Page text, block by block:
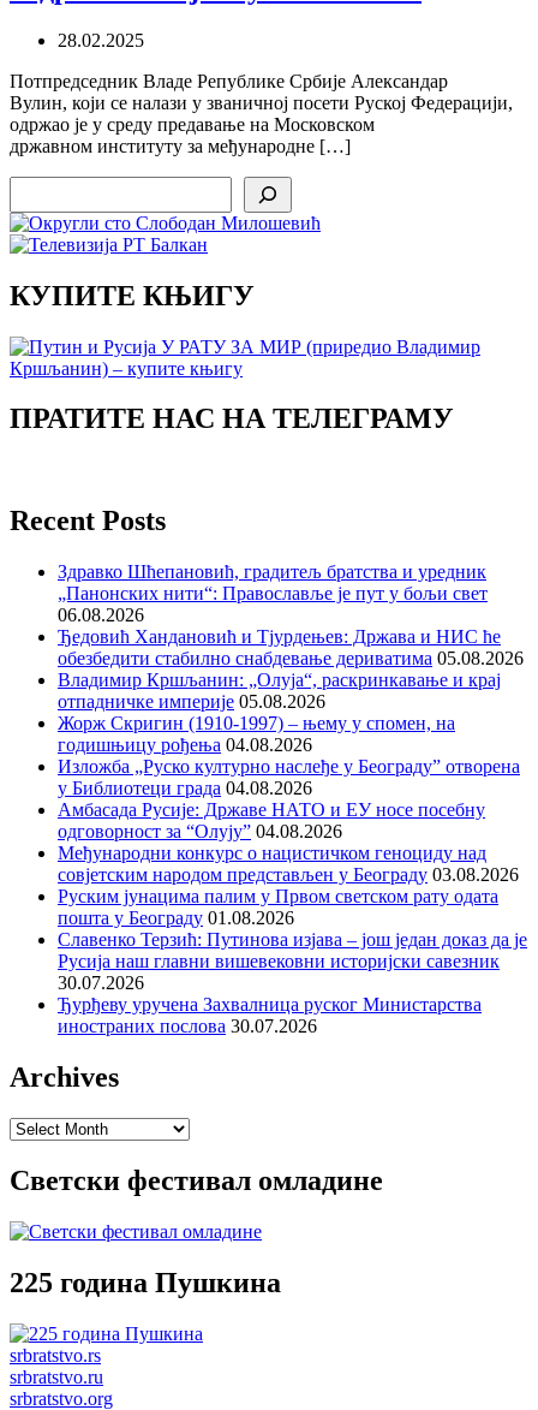
28.02.2025
Потпредседник Владе Републике Србије Александар
Вулин, који се налази у званичној посети Руској Федерацији,
одржао је у среду предавање на Московском
државном институту за међународне […]
КУПИТЕ КЊИГУ
ПРАТИТЕ НАС НА ТЕЛЕГРАМУ
Recent Posts
Здравко Шћепановић, градитељ братства и уредник
„Панонских нити“: Православље је пут у бољи свет
06.08.2026
Ђедовић Хандановић и Тјурдењев: Држава и НИС ће
обезбедити стабилно снабдевање дериватима 05.08.2026
Владимир Кршљанин: „Олуја“, раскринкавање и крај
отпадничке империје 05.08.2026
Жорж Скригин (1910-1997) – њему у спомен, на
годишњицу рођења 04.08.2026
Изложба „Руско културно наслеђе у Београду” отворена
у Библиотеци града 04.08.2026
Амбасада Русије: Државе НАТО и ЕУ носе посебну
одговорност за “Олују” 04.08.2026
Међународни конкурс о нацистичком геноциду над
совјетским народом представљен у Београду 03.08.2026
Руским јунацима палим у Првом светском рату одата
пошта у Београду 01.08.2026
Славенко Терзић: Путинова изјава – још један доказ да је
Русија наш главни вишевековни историјски савезник
30.07.2026
Ђурђеву уручена Захвалница руског Министарства
иностраних послова 30.07.2026
Archives
Archives
Светски фестивал омладине
225 година Пушкина
srbratstvo.rs
srbratstvo.ru
srbratstvo.org